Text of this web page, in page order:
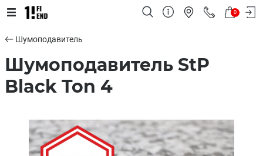
0
Шумоподавитель
Шумоподавитель StP
Black Ton 4